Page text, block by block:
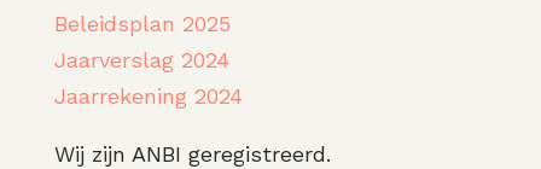
Beleidsplan 2025
Jaarverslag 2024
Jaarrekening 2024
Wij zijn ANBI geregistreerd.